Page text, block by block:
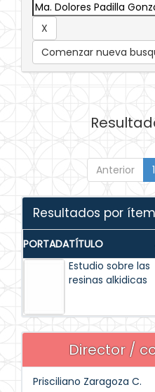
Comenzar nueva
Anterior 1
Resultados por
PORTADATÍTULO
Estudio sobre las
resinas alkidicas
Director /
Prisciliano Zaragoza C.